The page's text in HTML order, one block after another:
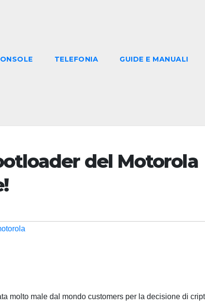
TELEFONIA GUIDE E MANUALI
del Motorola
molto male dal mondo customers per la decisione di